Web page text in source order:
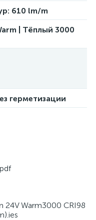
610 lm/m
| Тёплый 3000
герметизации
24V Warm3000 CRI98